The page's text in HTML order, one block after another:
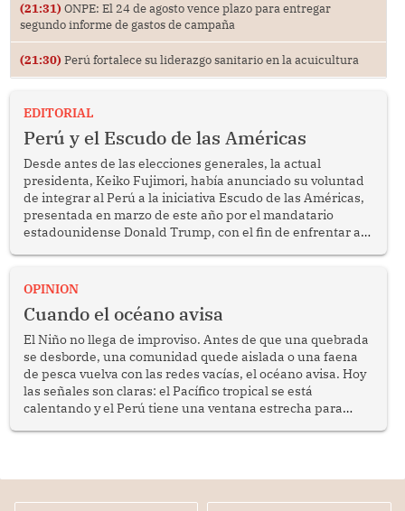
(21:31) ONPE: El 24 de agosto vence plazo para entregar
segundo informe de gastos de campaña
(21:30) Perú fortalece su liderazgo sanitario en la acuicultura
EDITORIAL
Perú y el Escudo de las Américas
Desde antes de las elecciones generales, la actual
presidenta, Keiko Fujimori, había anunciado su voluntad
de integrar al Perú a la iniciativa Escudo de las Américas,
presentada en marzo de este año por el mandatario
estadounidense Donald Trump, con el fin de enfrentar al
OPINION
Cuando el océano avisa
El Niño no llega de improviso. Antes de que una quebrada
se desborde, una comunidad quede aislada o una faena
de pesca vuelva con las redes vacías, el océano avisa. Hoy
las señales son claras: el Pacífico tropical se está
calentando y el Perú tiene una ventana estrecha para